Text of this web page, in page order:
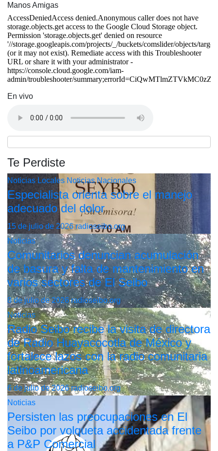
Manos Amigas
En vivo
Te Perdiste
Noticias Locales Noticias Nacionales
Especialista orienta sobre el manejo
adecuado del dolor
15 de julio de 2026radioseibo.org
Noticias
Comunitarios denuncian acumulación
de basura y falta de mantenimiento en
varios sectores de El Seibo
8 de julio de 2026radioseibo.org
Noticias
Radio Seibo recibe la visita de directora
de Radio Huayacocotla de México y
fortalece lazos con la radio comunitaria
latinoamericana
6 de julio de 2026radioseibo.org
Noticias
Persisten las preocupaciones en El
Seibo por volqueta accidentada frente
a P&P Comercial